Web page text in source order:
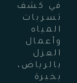
في كشف
تسربات
المياه
وأعمال
العزل
بالرياض،
بخبرة